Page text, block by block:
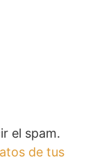
el spam.
de tus